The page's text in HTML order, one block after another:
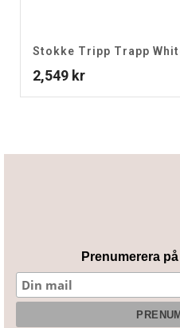
Stokke Tripp Trapp
2,549 kr
Prenumerera